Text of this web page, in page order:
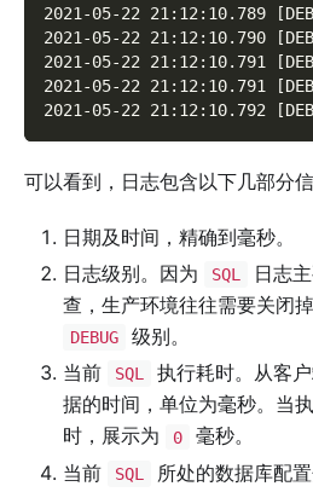
2021-05-22 21:12:10.789
2021-05-22 21:12:10.790
2021-05-22 21:12:10.791
2021-05-22 21:12:10.791
2021-05-22 21:12:10.792
可以看到，日志包含以下几部分信
日期及时间，精确到毫秒。
日志级别。因为
SQL
日志
查，生产环境往往需要关闭
DEBUG
级别。
当前
SQL
执行耗时。从客
据的时间，单位为毫秒。当
时，展示为
0
毫秒。
当前
SQL 所处的数据库配